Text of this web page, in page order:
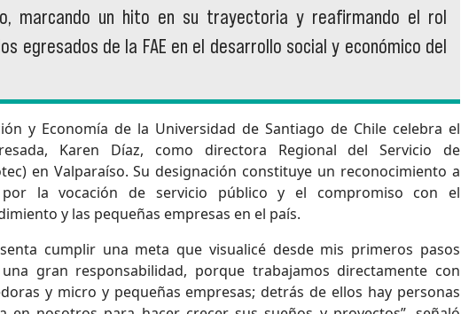
marcando un hito en su trayectoria y reafirmando el rol
egresados de la FAE en el desarrollo social y económico del
y Economía de la Universidad de Santiago de Chile celebra el
Karen Díaz, como directora Regional del Servicio de
en Valparaíso. Su designación constituye un reconocimiento a
la vocación de servicio público y el compromiso con el
y las pequeñas empresas en el país.
cumplir una meta que visualicé desde mis primeros pasos
gran responsabilidad, porque trabajamos directamente con
y micro y pequeñas empresas; detrás de ellos hay personas